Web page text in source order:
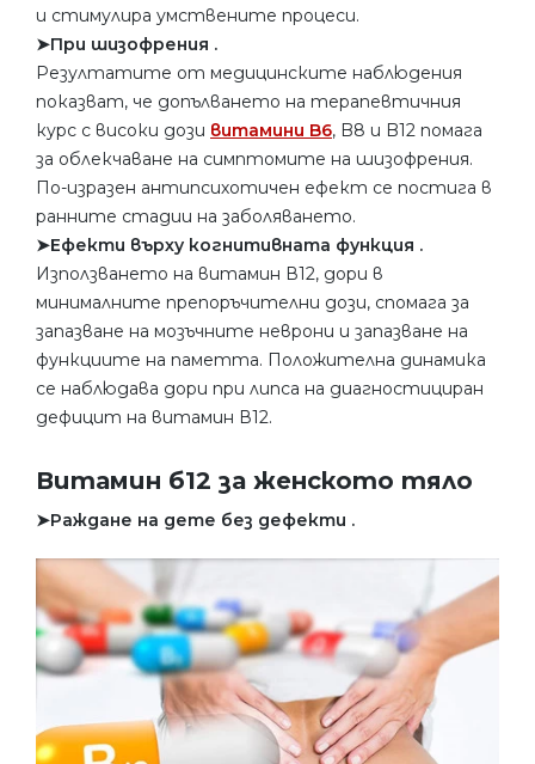
и стимулира умствените процеси.
➤При шизофрения .
Резултатите от медицинските наблюдения
показват, че допълването на терапевтичния
курс с високи дози витамини B6, B8 и B12 помага
за облекчаване на симптомите на шизофрения.
По-изразен антипсихотичен ефект се постига в
ранните стадии на заболяването.
➤Ефекти върху когнитивната функция .
Използването на витамин В12, дори в
минималните препоръчителни дози, спомага за
запазване на мозъчните неврони и запазване на
функциите на паметта. Положителна динамика
се наблюдава дори при липса на диагностициран
дефицит на витамин В12.
Витамин б12 за женското тяло
➤Раждане на дете без дефекти .